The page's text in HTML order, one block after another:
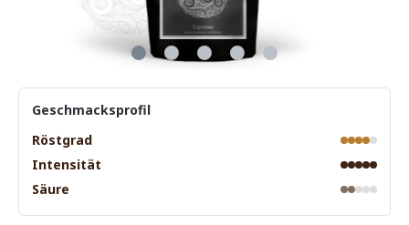
Geschmacksprofil
Röstgrad
Intensität
Säure